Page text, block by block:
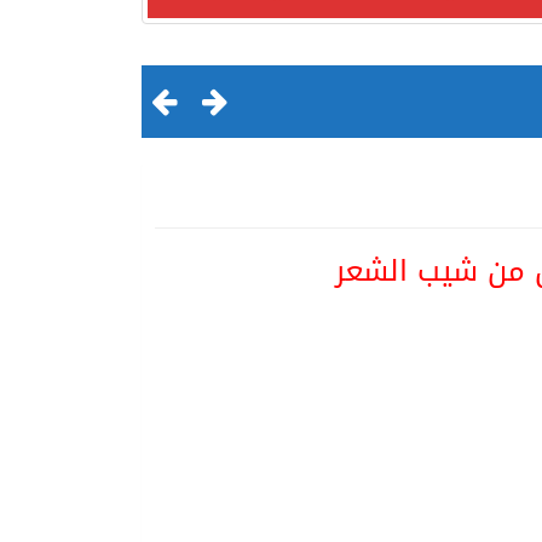
الثالث عشر الهجري
من شيب الشعر